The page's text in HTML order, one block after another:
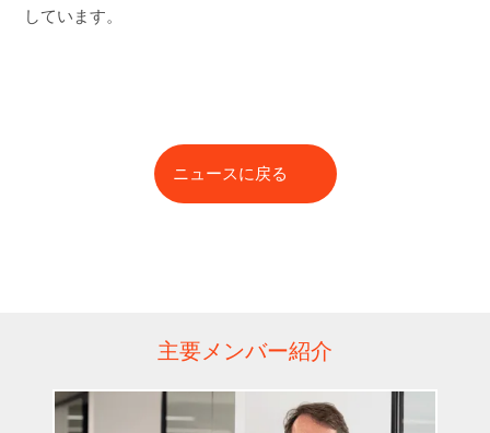
しています。
ニュースに戻る
主要メンバー紹介